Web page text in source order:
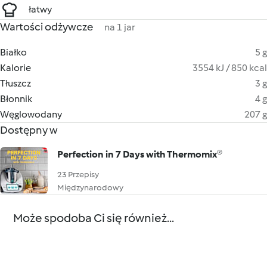
łatwy
Wartości odżywcze na 1 jar
Białko
5 g
Kalorie
3554 kJ / 850 kcal
Tłuszcz
3 g
Błonnik
4 g
Węglowodany
207 g
Dostępny w
Perfection in 7 Days with Thermomix®
23 Przepisy
Międzynarodowy
Może spodoba Ci się również...